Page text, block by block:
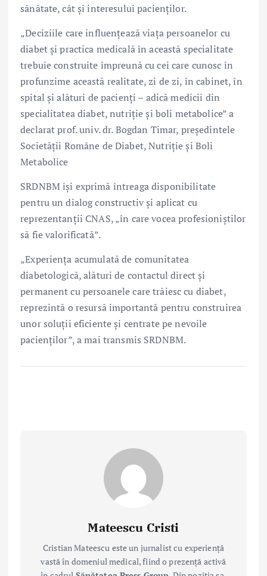
sănătate, cât și interesului pacienților.
„Deciziile care influențează viața persoanelor cu
diabet și practica medicală în această specialitate
trebuie construite împreună cu cei care cunosc în
profunzime această realitate, zi de zi, în cabinet, în
spital și alături de pacienți – adică medicii din
specialitatea diabet, nutriție și boli metabolice” a
declarat prof. univ. dr. Bogdan Timar, președintele
Societății Române de Diabet, Nutriție și Boli
Metabolice
SRDNBM își exprimă întreaga disponibilitate
pentru un dialog constructiv și aplicat cu
reprezentanții CNAS, „în care vocea profesioniștilor
să fie valorificată”.
„Experiența acumulată de comunitatea
diabetologică, alături de contactul direct și
permanent cu persoanele care trăiesc cu diabet,
reprezintă o resursă importantă pentru construirea
unor soluții eficiente și centrate pe nevoile
pacienților”, a mai transmis SRDNBM.
Mateescu Cristi
Cristian Mateescu este un jurnalist cu experiență
vastă în domeniul medical, fiind o prezență activă